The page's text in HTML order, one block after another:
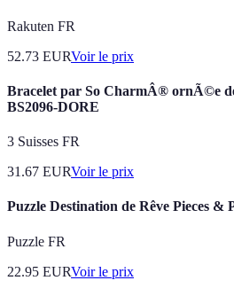
Rakuten FR
52.73 EURVoir le prix
Bracelet par So CharmÂ® ornÃ©e
BS2096-DORE
3 Suisses FR
31.67 EURVoir le prix
Puzzle Destination de Rêve Pieces &
Puzzle FR
22.95 EURVoir le prix